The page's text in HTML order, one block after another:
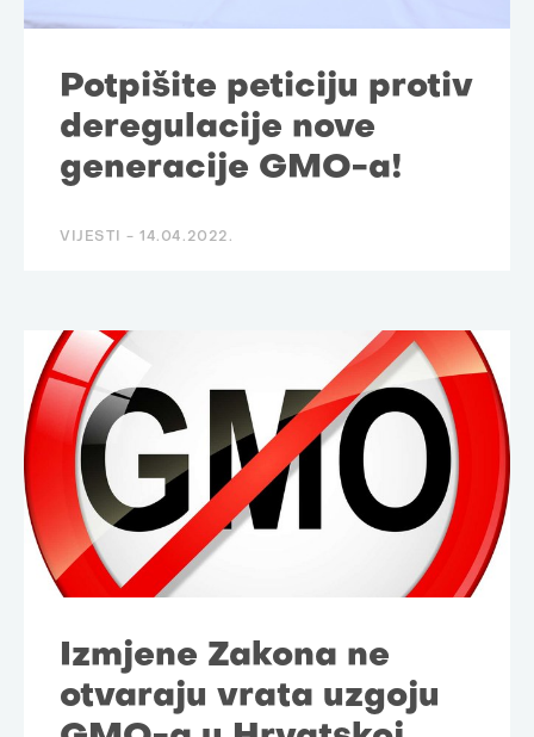
Potpišite peticiju protiv
deregulacije nove
generacije GMO-a!
VIJESTI - 14.04.2022.
Izmjene Zakona ne
otvaraju vrata uzgoju